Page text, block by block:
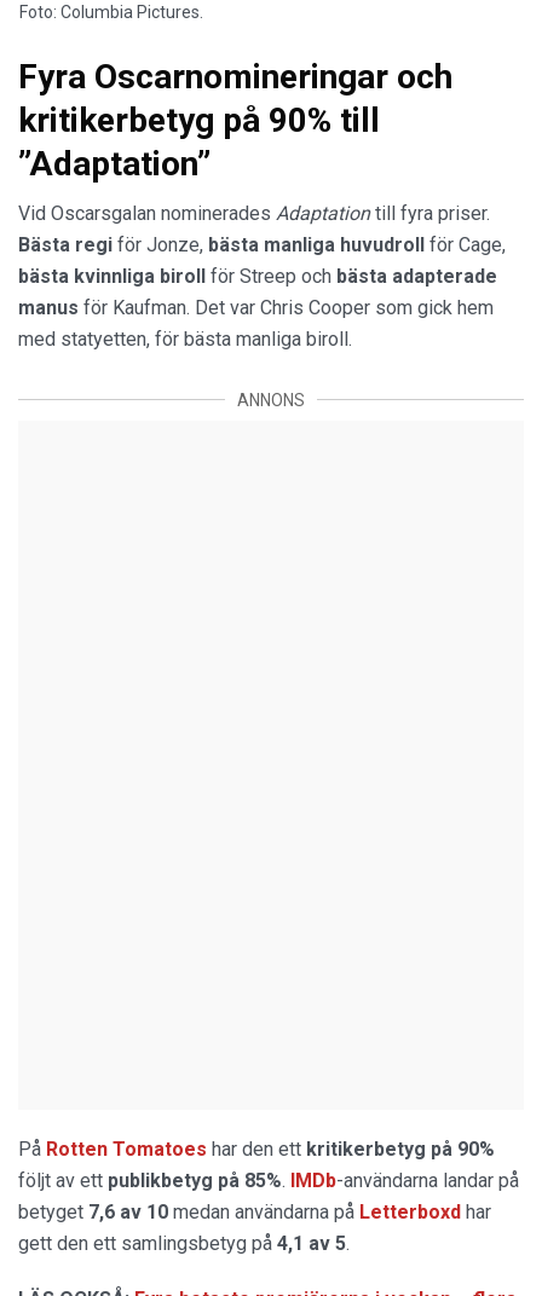
Foto: Columbia Pictures.
Fyra Oscarnomineringar och
kritikerbetyg på 90% till
”Adaptation”
Vid Oscarsgalan nominerades Adaptationtill fyra priser.
Bästa regi för Jonze, bästa manliga huvudroll för Cage,
bästa kvinnliga biroll för Streep och bästa adapterade
manus för Kaufman. Det var Chris Cooper som gick hem
med statyetten, för bästa manliga biroll.
ANNONS
På Rotten Tomatoes har den ett kritikerbetyg på 90%
följt av ett publikbetyg på 85%. IMDb-användarna landar på
betyget 7,6 av 10 medan användarna på Letterboxd har
gett den ett samlingsbetyg på 4,1 av 5.